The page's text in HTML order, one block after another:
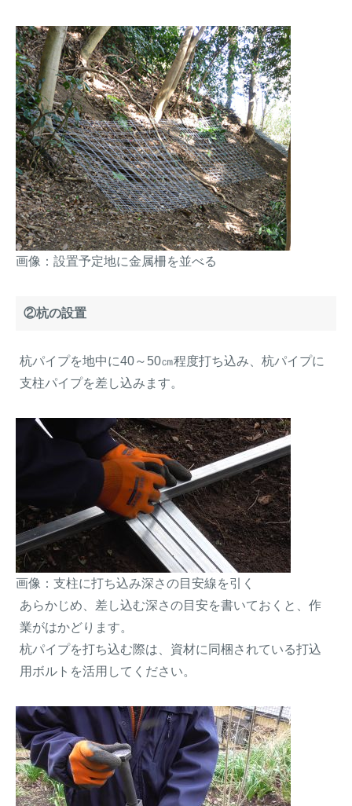
画像：設置予定地に金属柵を並べる
②杭の設置
杭パイプを地中に40～50㎝程度打ち込み、杭パイプに
支柱パイプを差し込みます。
画像：支柱に打ち込み深さの目安線を引く
あらかじめ、差し込む深さの目安を書いておくと、作
業がはかどります。
杭パイプを打ち込む際は、資材に同梱されている打込
用ボルトを活用してください。